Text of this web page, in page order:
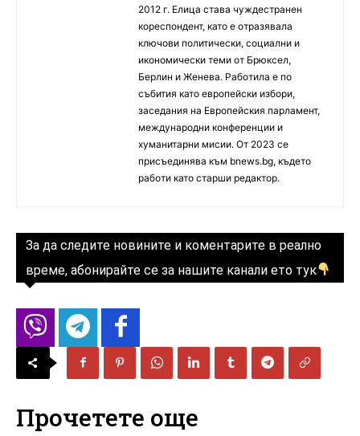
2012 г. Елица става чуждестранен
кореспондент, като е отразявала
ключови политически, социални и
икономически теми от Брюксел,
Берлин и Женева. Работила е по
събития като европейски избори,
заседания на Европейския парламент,
международни конференции и
хуманитарни мисии. От 2023 се
присъединява към bnews.bg, където
работи като старши редактор.
За да следите новините и коментарите в реално
време, абонирайте се за нашите канали ето тук
Прочетете още